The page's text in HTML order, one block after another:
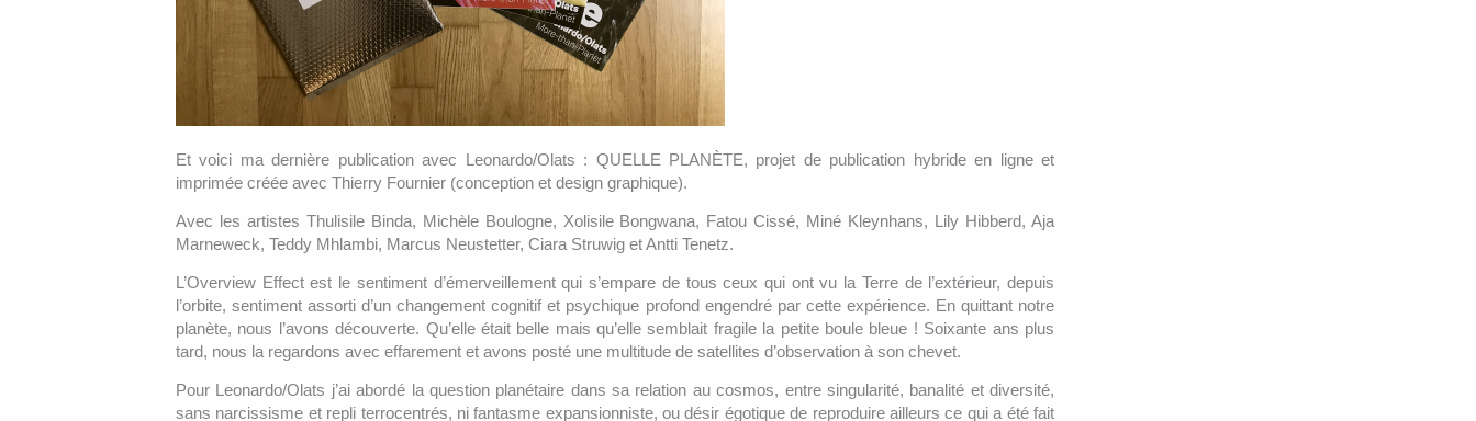
Et voici ma dernière publication avec Leonardo/Olats : QUELLE PLANÈTE, projet de publication hybride en ligne et
imprimée créée avec Thierry Fournier (conception et design graphique).
Avec les artistes Thulisile Binda, Michèle Boulogne, Xolisile Bongwana, Fatou Cissé, Miné Kleynhans, Lily Hibberd, Aja
Marneweck, Teddy Mhlambi, Marcus Neustetter, Ciara Struwig et Antti Tenetz.
L’Overview Effect est le sentiment d’émerveillement qui s’empare de tous ceux qui ont vu la Terre de l’extérieur, depuis
l’orbite, sentiment assorti d’un changement cognitif et psychique profond engendré par cette expérience. En quittant notre
planète, nous l’avons découverte. Qu’elle était belle mais qu’elle semblait fragile la petite boule bleue ! Soixante ans plus
tard, nous la regardons avec effarement et avons posté une multitude de satellites d’observation à son chevet.
Pour Leonardo/Olats j’ai abordé la question planétaire dans sa relation au cosmos, entre singularité, banalité et diversité,
sans narcissisme et repli terrocentrés, ni fantasme expansionniste, ou désir égotique de reproduire ailleurs ce qui a été fait